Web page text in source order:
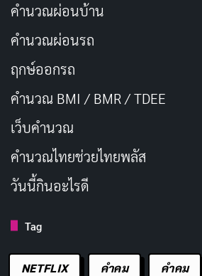
คำนวณผ่อนบ้าน
คำนวณผ่อนรถ
ฤกษ์ออกรถ
คำนวณ BMI / BMR / TDEE
เว็บคํานวณ
คํานวณไทยช่วยไทยพลัส
วันนี้กินอะไรดี
Tag
NETFLIX คำคม คําคม